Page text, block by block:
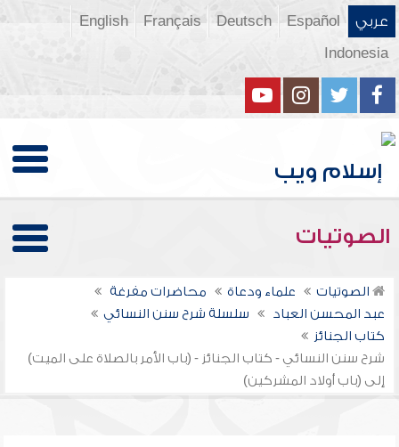
عربي Español
Deutsch
Français
English
Indonesia
الصوتيات
الصوتيات علماء ودعاة
محاضرات مفرغة
عبد المحسن العباد
سلسلة شرح سنن النسائي
كتاب الجنائز
شرح سنن النسائي - كتاب الجنائز - (باب الأمر بالصلاة على الميت)
إلى (باب أولاد المشركين)